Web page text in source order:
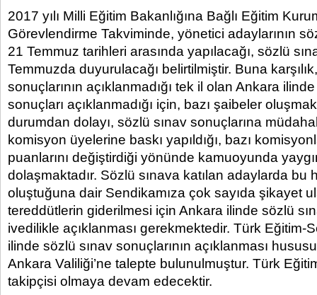
2017 yılı Milli Eğitim Bakanlığına Bağlı Eğitim
Görevlendirme Takviminde, yönetici adaylarının
21 Temmuz tarihleri arasında yapılacağı, sözlü
Temmuzda duyurulacağı belirtilmiştir. Buna
sonuçlarının açıklanmadığı tek il olan Ankara
sonuçları açıklanmadığı için, bazı şaibeler
durumdan dolayı, sözlü sınav sonuçlarına
komisyon üyelerine baskı yapıldığı, bazı
puanlarını değiştirdiği yönünde kamuoyunda
dolaşmaktadır. Sözlü sınava katılan adaylarda bu
oluştuğuna dair Sendikamıza çok sayıda şikayet
tereddütlerin giderilmesi için Ankara ilinde sözlü
ivedilikle açıklanması gerekmektedir. Türk Eğitim-
ilinde sözlü sınav sonuçlarının açıklanması
Ankara Valiliği’ne talepte bulunulmuştur. Türk
takipçisi olmaya devam edecektir.